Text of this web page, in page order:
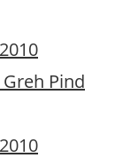
Pind